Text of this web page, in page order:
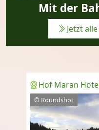
Mit der
Jetzt
Hof Maran
© Roundshot